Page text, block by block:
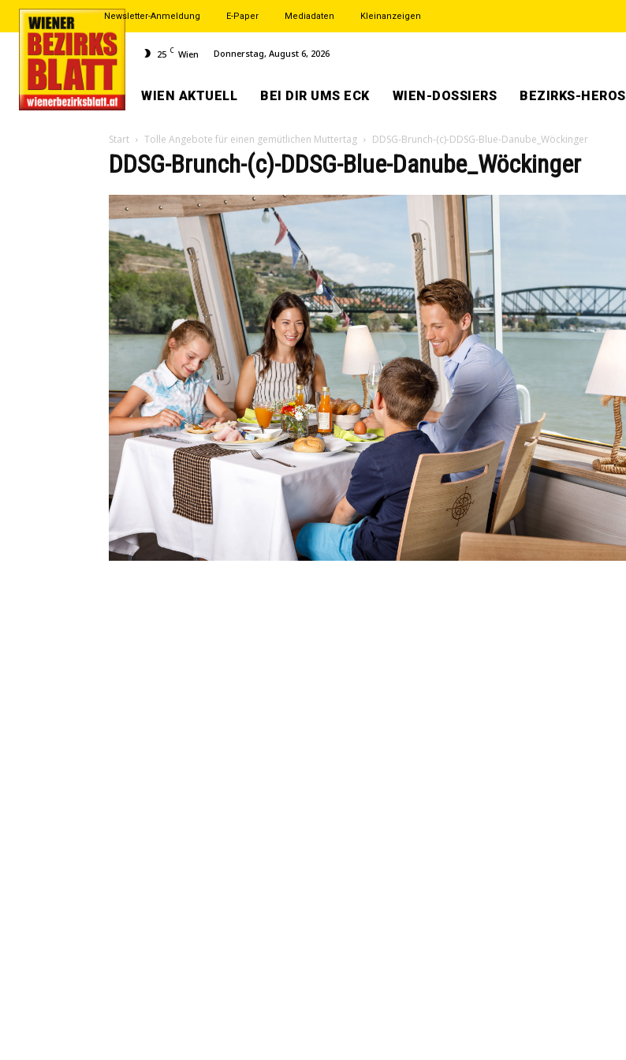
Newsletter-Anmeldung E-Paper Mediadaten Kleinanzeigen
25 C Wien Donnerstag, August 6, 2026
WIEN AKTUELL BEI DIR UMS ECK WIEN-DOSSIERS BEZIRKS-HEROS
Start Tolle Angebote für einen gemütlichen Muttertag DDSG-Brunch-(c)-DDSG-Blue-Danube_Wöckinger
DDSG-Brunch-(c)-DDSG-Blue-Danube_Wöckinger